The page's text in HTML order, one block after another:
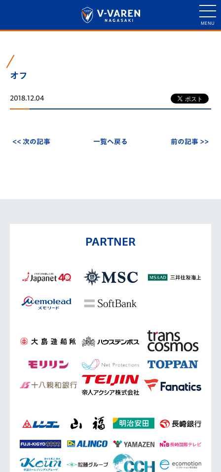
オフ
2018.12.04
<< 次の記事 一覧へ戻る 前の記事 >>
PARTNER